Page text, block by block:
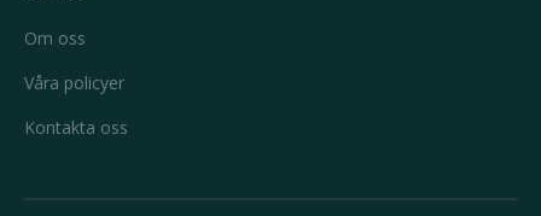
Om oss
Våra policyer
Kontakta oss